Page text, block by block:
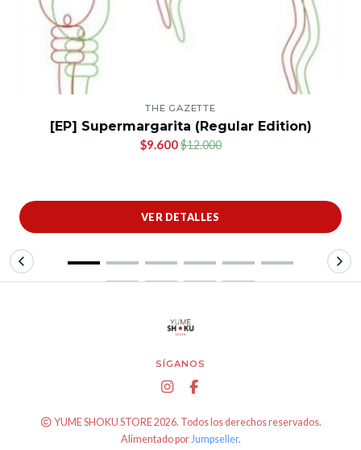
THE GAZETTE
[EP] Supermargarita (Regular Edition)
$9.600$12.000
VER DETALLES
SÍGANOS
YUME SHOKU STORE 2026. Todos los derechos reservados.
Alimentado porJumpseller.